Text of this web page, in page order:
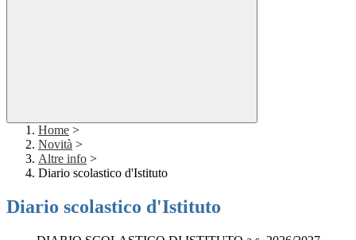
Home >
Novità >
Altre info >
Diario scolastico d'Istituto
Diario scolastico d'Istituto